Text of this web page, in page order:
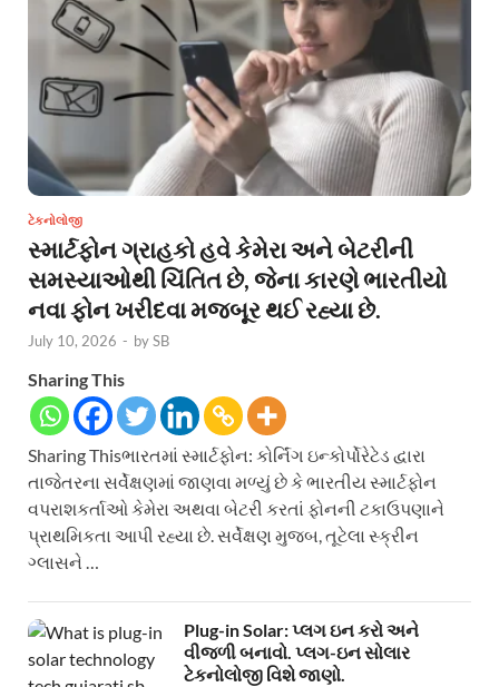
ટેકનોલોજી
સ્માર્ટફોન ગ્રાહકો હવે કેમેરા અને બેટરીની
સમસ્યાઓથી ચિંતિત છે, જેના કારણે ભારતીયો
નવા ફોન ખરીદવા મજબૂર થઈ રહ્યા છે.
July 10, 2026 - bySB
Sharing This
Sharing Thisભારતમાં સ્માર્ટફોન: કોર્નિંગ ઇન્કોર્પોરેટેડ દ્વારા
તાજેતરના સર્વેક્ષણમાં જાણવા મળ્યું છે કે ભારતીય સ્માર્ટફોન
વપરાશકર્તાઓ કેમેરા અથવા બેટરી કરતાં ફોનની ટકાઉપણાને
પ્રાથમિકતા આપી રહ્યા છે. સર્વેક્ષણ મુજબ, તૂટેલા સ્ક્રીન
ગ્લાસને …
Plug-in Solar: પ્લગ ઇન કરો અને
વીજળી બનાવો. પ્લગ-ઇન સોલાર
ટેકનોલોજી વિશે જાણો.